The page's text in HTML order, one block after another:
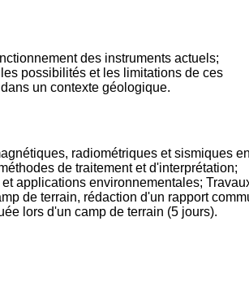
des instruments actuels;
possibilités et les limitations de ces
un contexte géologique.
radiométriques et sismiques en
de traitement et d'interprétation;
applications environnementales;
de terrain, rédaction d'un rapport
lors d'un camp de terrain (5 jours).